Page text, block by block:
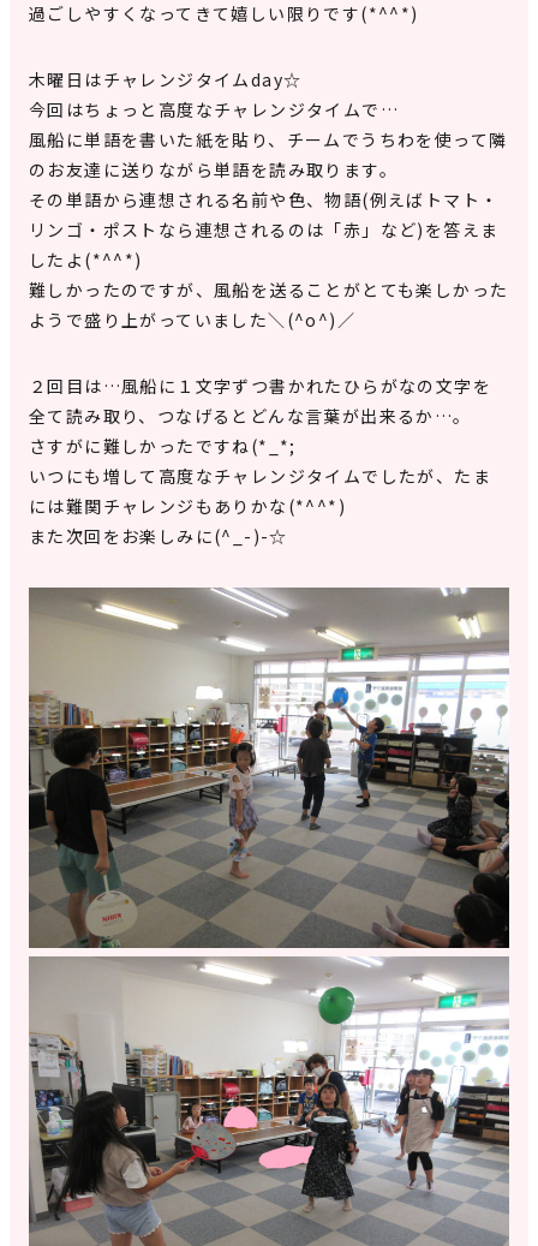
過ごしやすくなってきて嬉しい限りです(*^^*)
木曜日はチャレンジタイムday☆
今回はちょっと高度なチャレンジタイムで…
風船に単語を書いた紙を貼り、チームでうちわを使って隣
のお友達に送りながら単語を読み取ります。
その単語から連想される名前や色、物語(例えばトマト・
リンゴ・ポストなら連想されるのは「赤」など)を答えま
したよ(*^^*)
難しかったのですが、風船を送ることがとても楽しかった
ようで盛り上がっていました＼(^o^)／
２回目は…風船に１文字ずつ書かれたひらがなの文字を
全て読み取り、つなげるとどんな言葉が出来るか…。
さすがに難しかったですね(*_*;
いつにも増して高度なチャレンジタイムでしたが、たま
には難関チャレンジもありかな(*^^*)
また次回をお楽しみに(^_-)-☆